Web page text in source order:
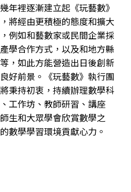
裡逐漸建立起《玩藝數》
將經由更積極的態度和擴大
例如和藝數家或民間企業採
學合作方式，以及和地方縣
，如此方能營造出日後創新
好前景。《玩藝數》執行團
秉持初衷，持續辦理數學科
工作坊、教師研習、講座
生和大眾學會欣賞數學之
數學學習環境貢獻心力。